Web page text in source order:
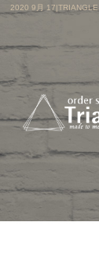
2020 9月 17|TRIANGLE